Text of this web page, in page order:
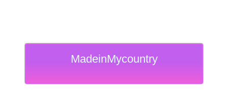
MadeinMycountry